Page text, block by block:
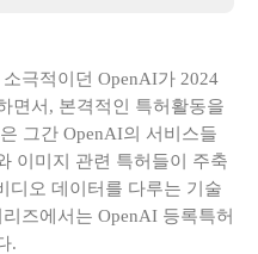
극적이던 OpenAI가 2024
면서, 본격적인 특허활동을
그간 OpenAI의 서비스들
이미지 관련 특허들이 주축
디오 데이터를 다루는 기술
즈에서는 OpenAI 등록특허
.